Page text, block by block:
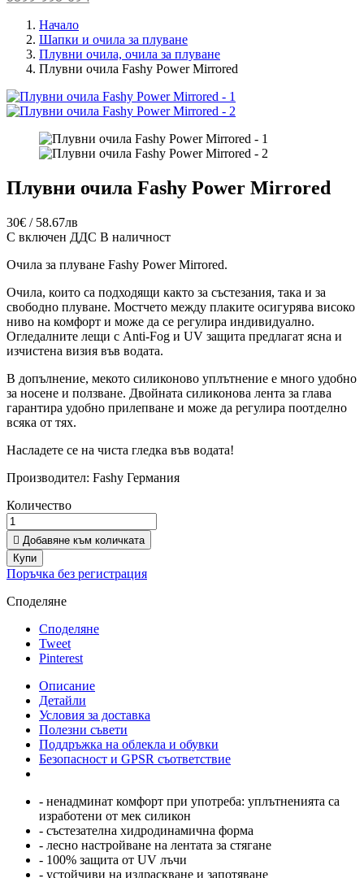
Начало
Шапки и очила за плуване
Плувни очила, очила за плуване
Плувни очила Fashy Power Mirrored
Плувни очила Fashy Power Mirrored
30€ / 58.67лв
С включен ДДС В наличност
Очила за плуване Fashy Power Mirrored.
Очила, които са подходящи както за състезания, така и за
свободно плуване. Мостчето между плаките осигурява високо
ниво на комфорт и може да се регулира индивидуално.
Огледалните лещи с Anti-Fog и UV защита предлагат ясна и
изчистена визия във водата.
В допълнение, мекото силиконово уплътнение е много удобно
за носене и ползване. Двойната силиконова лента за глава
гарантира удобно прилепване и може да регулира поотделно
всяка от тях.
Насладете се на чиста гледка във водата!
Производител: Fashy Германия
Количество
 Добавяне към количката
Купи
Поръчка без регистрация
Споделяне
Споделяне
Tweet
Pinterest
Описание
Детайли
Условия за доставка
Полезни съвети
Поддръжка на облекла и обувки
Безопасност и GPSR съответствие
- ненадминат комфорт при употреба: уплътненията са
изработени от мек силикон
- състезателна хидродинамична форма
- лесно настройване на лентата за стягане
- 100% защита от UV лъчи
- устойчиви на издраскване и запотяване